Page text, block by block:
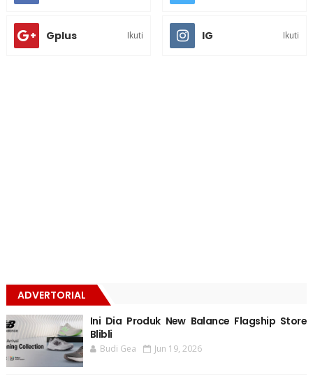
Gplus Ikuti IG Ikuti
ADVERTORIAL
Ini Dia Produk New Balance Flagship Store
Blibli
Budi Gea Jun 19, 2026